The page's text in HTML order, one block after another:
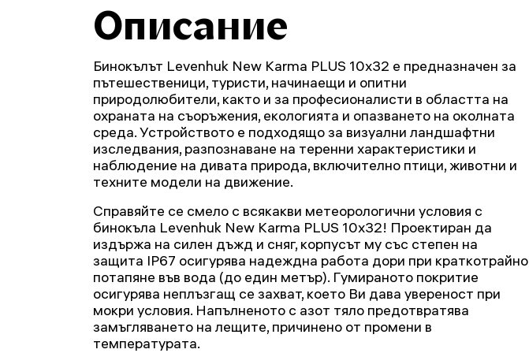
Описание
Бинокълът Levenhuk New Karma PLUS 10x32 е предназначен за
пътешественици, туристи, начинаещи и опитни
природолюбители, както и за професионалисти в областта на
охраната на съоръжения, екологията и опазването на околната
среда. Устройството е подходящо за визуални ландшафтни
изследвания, разпознаване на теренни характеристики и
наблюдение на дивата природа, включително птици, животни и
техните модели на движение.
Справяйте се смело с всякакви метеорологични условия с
бинокъла Levenhuk New Karma PLUS 10x32! Проектиран да
издържа на силен дъжд и сняг, корпусът му със степен на
защита IP67 осигурява надеждна работа дори при краткотрайно
потапяне във вода (до един метър). Гумираното покритие
осигурява неплъзгащ се захват, което Ви дава увереност при
мокри условия. Напълненото с азот тяло предотвратява
замъгляването на лещите, причинено от промени в
температурата.